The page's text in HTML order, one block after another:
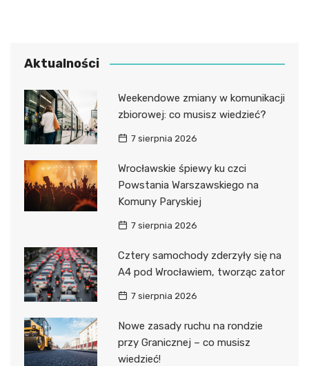
Aktualności
Weekendowe zmiany w komunikacji
zbiorowej: co musisz wiedzieć?
7 sierpnia 2026
Wrocławskie śpiewy ku czci
Powstania Warszawskiego na
Komuny Paryskiej
7 sierpnia 2026
Cztery samochody zderzyły się na
A4 pod Wrocławiem, tworząc zator
7 sierpnia 2026
Nowe zasady ruchu na rondzie
przy Granicznej – co musisz
wiedzieć!